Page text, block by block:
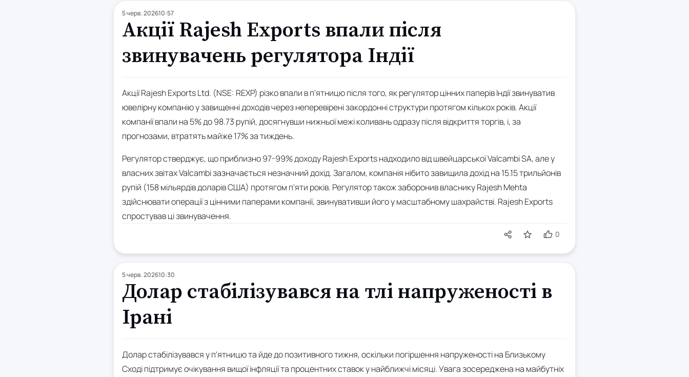
5 черв. 202610:57
Акції Rajesh Exports впали після
звинувачень регулятора Індії
Акції Rajesh Exports Ltd. (NSE: REXP) різко впали в п'ятницю після того, як регулятор цінних паперів Індії звинуватив
ювелірну компанію у завищенні доходів через неперевірені закордонні структури протягом кількох років. Акції
компанії впали на 5% до 98.73 рупій, досягнувши нижньої межі коливань одразу після відкриття торгів, і, за
прогнозами, втратять майже 17% за тиждень.
Регулятор стверджує, що приблизно 97-99% доходу Rajesh Exports надходило від швейцарської Valcambi SA, але у
власних звітах Valcambi зазначається незначний дохід. Загалом, компанія нібито завищила дохід на 15.15 трильйонів
рупій (158 мільярдів доларів США) протягом п'яти років. Регулятор також заборонив власнику Rajesh Mehta
здійснювати операції з цінними паперами компанії, звинувативши його у масштабному шахрайстві. Rajesh Exports
спростував ці звинувачення.
0
5 черв. 202610:30
Долар стабілізувався на тлі напруженості в
Ірані
Долар стабілізувався у п'ятницю та йде до позитивного тижня, оскільки погіршення напруженості на Близькому
Сході підтримує очікування вищої інфляції та процентних ставок у найближчі місяці. Увага зосереджена на майбутніх